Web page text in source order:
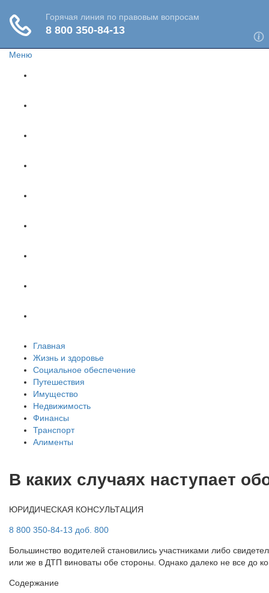
Меню
Главная
Жизнь и здоровье
Социальное обеспечение
Путешествия
Имущество
Недвижимость
Финансы
Транспорт
Алименты
В каких случаях наступает
ЮРИДИЧЕСКАЯ КОНСУЛЬТАЦИЯ
8 800 350-84-13 доб. 800
Большинство водителей становились участниками либо
или же в ДТП виноваты обе стороны. Однако далеко не все до
Содержание